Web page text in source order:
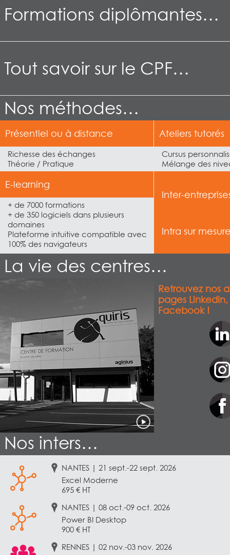
Formations diplômantes…
Tout savoir sur le CPF…
Nos méthodes…
Présentiel ou à distance
Richesse des échanges
Théorie / Pratique
Ateliers tutorés
Cursus
Mélange des
E-learning
+ de 7000 formations
+ de 350 logiciels dans plusieurs
domaines
Plateforme intuitive compatible avec
100% des navigateurs
Inter-
Intra sur
La vie des centres…
Retrouvez nos
pages
Facebook !
Nos inters…
NANTES | 21 sept.-22 sept. 2026
Excel Moderne
695 € HT
NANTES | 08 oct.-09 oct. 2026
Power BI Desktop
900 € HT
RENNES | 02 nov.-03 nov. 2026